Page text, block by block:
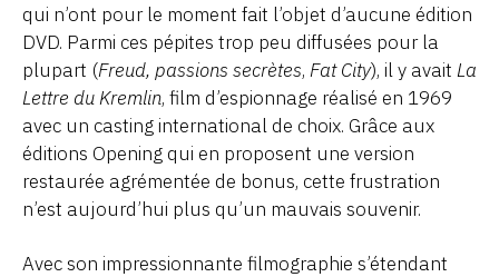
qui n’ont pour le moment fait l’objet d’aucune édition
DVD. Parmi ces pépites trop peu diffusées pour la
plupart (Freud, passions secrètes, Fat City), il y avait La
Lettre du Kremlin, film d’espionnage réalisé en 1969
avec un casting international de choix. Grâce aux
éditions Opening qui en proposent une version
restaurée agrémentée de bonus, cette frustration
n’est aujourd’hui plus qu’un mauvais souvenir.
Avec son impressionnante filmographie s’étendant